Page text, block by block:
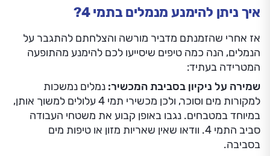
איך ניתן להימנע מנמלים בתמי 4?
אז אחרי שהזמנתם מדביר מורשה והצלחתם להתגבר על
הנמלים, הנה כמה טיפים שיסייעו לכם להימנע מהתופעה
המטרידה בעתיד:
שמירה על ניקיון בסביבת המכשיר: נמלים נמשכות
למקורות מים וסוכר, ולכן מכשירי תמי 4 עלולים למשוך אותן,
במיוחד במטבחים. נגבו באופן קבוע את משטחי העבודה
סביב התמי 4. וודאו שאין שאריות מזון או טיפות מים
בסביבה.